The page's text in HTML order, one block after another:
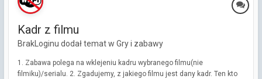
Kadr z filmu
BrakLoginu dodał temat w Gry i zabawy
1. Zabawa polega na wklejeniu kadru wybranego filmu(nie
filmiku)/serialu. 2. Zgadujemy, z jakiego filmu jest dany kadr. Ten kto